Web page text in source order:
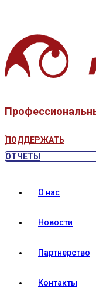
ПОДДЕРЖАТЬ
ОТЧЕТЫ
О нас
Новости
Партнерство
Контакты